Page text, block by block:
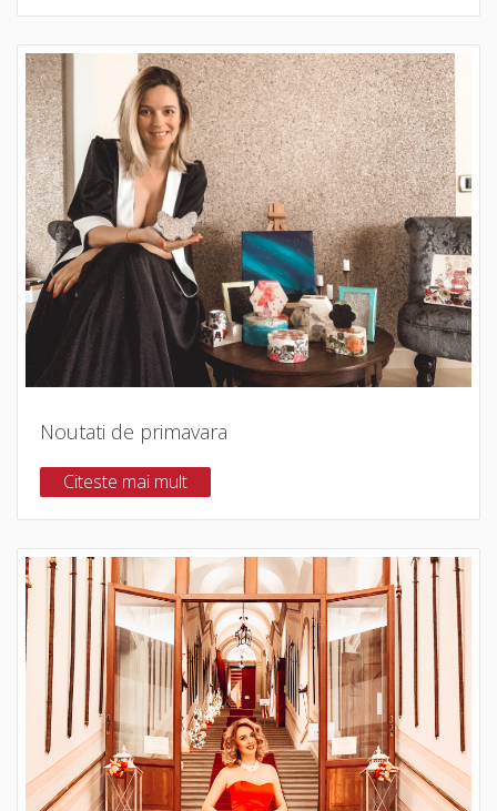
Noutati de primavara
Citeste mai mult